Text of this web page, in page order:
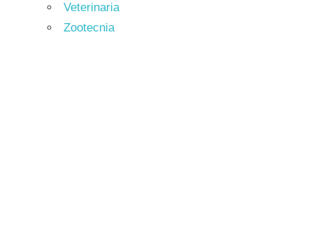
Veterinaria
Zootecnia